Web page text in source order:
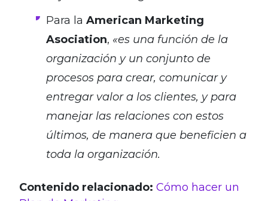
Para la American Marketing
Asociation, «es una función de la
organización y un conjunto de
procesos para crear, comunicar y
entregar valor a los clientes, y para
manejar las relaciones con estos
últimos, de manera que beneficien a
toda la organización.
Contenido relacionado: Cómo hacer un